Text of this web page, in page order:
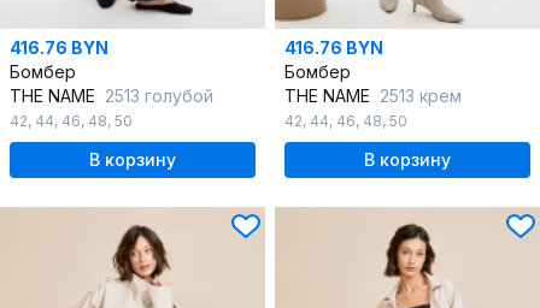
416.76 BYN
Бомбер
THE NAME 2513 голубой
42, 44, 46, 48, 50
В корзину
416.76 BYN
Бомбер
THE NAME 2513 крем
42, 44, 46, 48, 50
В корзину